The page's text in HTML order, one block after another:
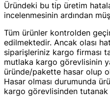
Üründeki bu tip üretim
incelenmesinin ardından
Tüm ürünler kontrolden
edilmektedir. Ancak olası
siparişleriniz kargo firması
mutlaka kargo görevlisinin
üründe/pakette hasar olup
Hasar olması durumunda
kargo görevlisinden tutanak